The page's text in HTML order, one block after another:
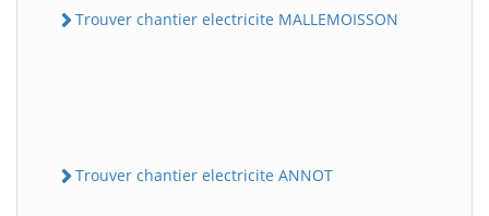
Trouver chantier electricite MALLEMOISSON
Trouver chantier electricite ANNOT